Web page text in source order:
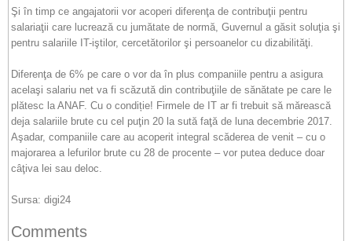
Şi în timp ce angajatorii vor acoperi diferenţa de contribuţii pentru
salariaţii care lucrează cu jumătate de normă, Guvernul a găsit soluţia şi
pentru salariile IT-iştilor, cercetătorilor şi persoanelor cu dizabilităţi.
Diferenţa de 6% pe care o vor da în plus companiile pentru a asigura
acelaşi salariu net va fi scăzută din contribuţiile de sănătate pe care le
plătesc la ANAF. Cu o condiție! Firmele de IT ar fi trebuit să mărească
deja salariile brute cu cel puţin 20 la sută faţă de luna decembrie 2017.
Aşadar, companiile care au acoperit integral scăderea de venit – cu o
majorarea a lefurilor brute cu 28 de procente – vor putea deduce doar
câţiva lei sau deloc.
Sursa: digi24
Comments